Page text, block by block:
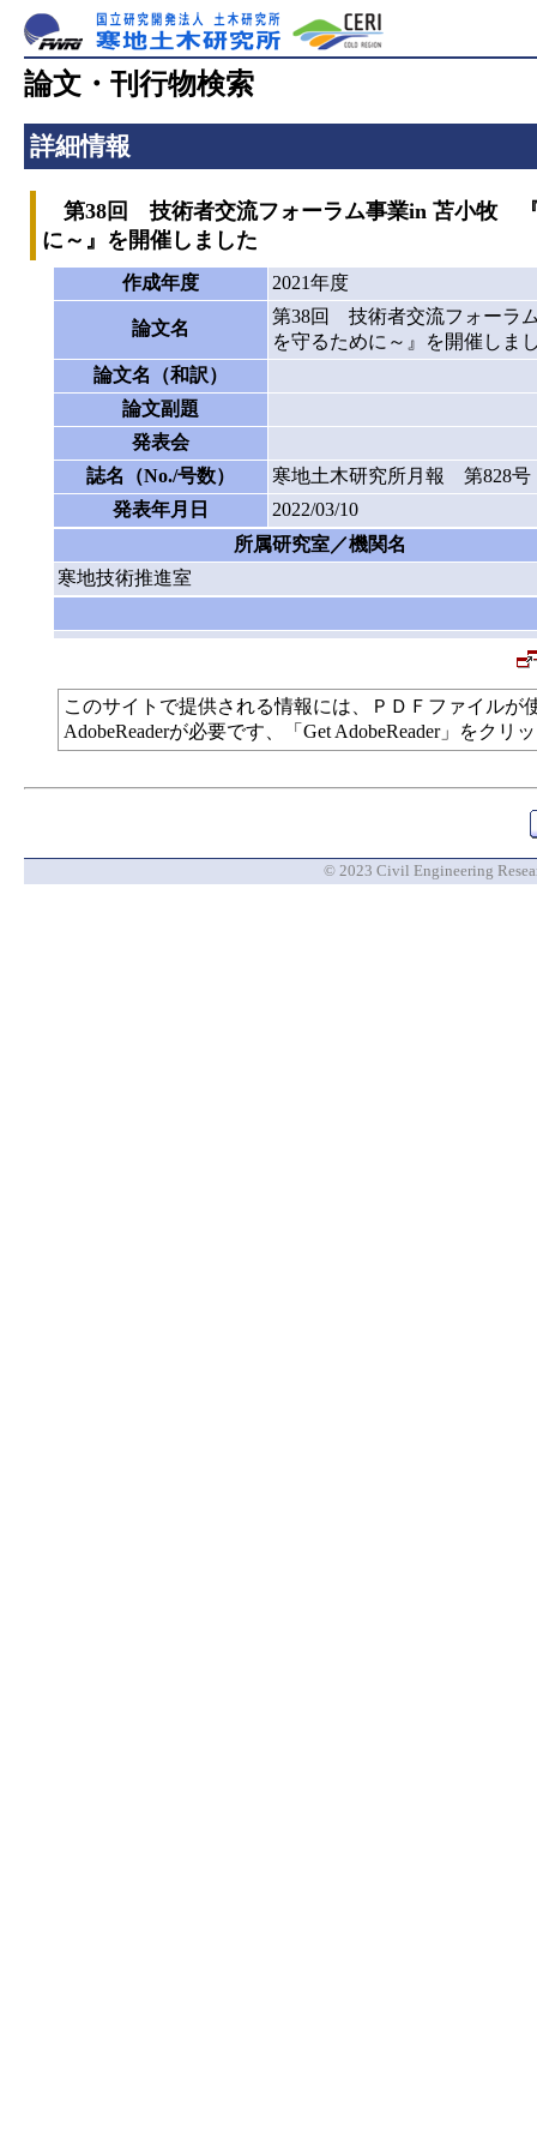
論文・刊行物検索
詳細情報
第38回 技術者交流フォーラム事業in 苫小牧 『
に～』を開催しました
作成年度 2021年度
論文名
第38回 技術者交流フォーラ
を守るために～』を開催しま
論文名（和訳）
論文副題
発表会
誌名（No./号数）
寒地土木研究所月報 第828号
発表年月日
2022/03/10
所属研究室／機関名
寒地技術推進室
このサイトで提供される情報には、ＰＤＦファイル
AdobeReaderが必要です、「Get AdobeReader」をク
© 2023 Civil Engineering